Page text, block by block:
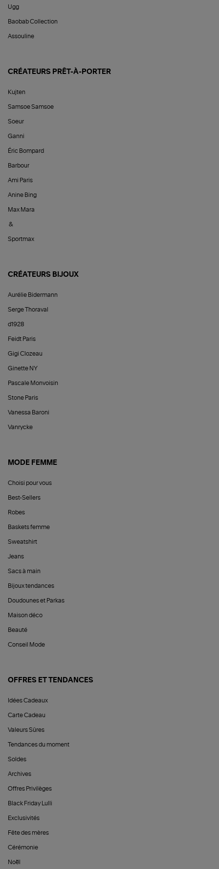
Ugg
Baobab Collection
Assouline
CRÉATEURS PRÊT-À-PORTER
Kujten
Samsoe Samsoe
Soeur
Ganni
Éric Bompard
Barbour
Ami Paris
Anine Bing
Max Mara
&
Sportmax
CRÉATEURS BIJOUX
Aurélie Bidermann
Serge Thoraval
d1928
Feidt Paris
Gigi Clozeau
Ginette NY
Pascale Monvoisin
Stone Paris
Vanessa Baroni
Vanrycke
MODE FEMME
Choisi pour vous
Best-Sellers
Robes
Baskets femme
Sweatshirt
Jeans
Sacs à main
Bijoux tendances
Doudounes et Parkas
Maison déco
Beauté
Conseil Mode
OFFRES ET TENDANCES
Idées Cadeaux
Carte Cadeau
Valeurs Sûres
Tendances du moment
Soldes
Archives
Offres Privilèges
Black Friday Lulli
Exclusivités
Fête des mères
Cérémonie
Noël